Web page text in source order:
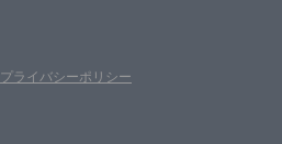
プライバシーポリシー